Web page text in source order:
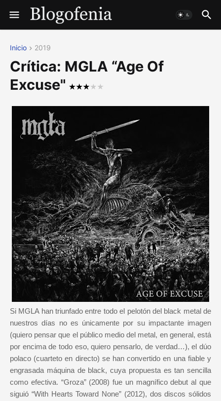
Inicio 2019
Crítica: MGLA “Age Of
Excuse"
Si MGLA han triunfado entre todo el pelotón del black metal de
nuestros días no es únicamente por su impactante imagen
(quiero pensar que el público medio del metal, en general, está
por encima de todo eso, quiero pensarlo, de verdad…), el dúo
polaco (cuarteto en directo) se han convertido en una fiable y
engrasada máquina de black, cuya propuesta es tan sencilla
como efectiva. “Groza” (2008) fue un magnífico debut al que
siguió “With Hearts Toward None” (2012), dos discos sólidos